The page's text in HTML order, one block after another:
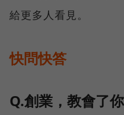
給更多人看見。
快問快答
Q.創業，教會了